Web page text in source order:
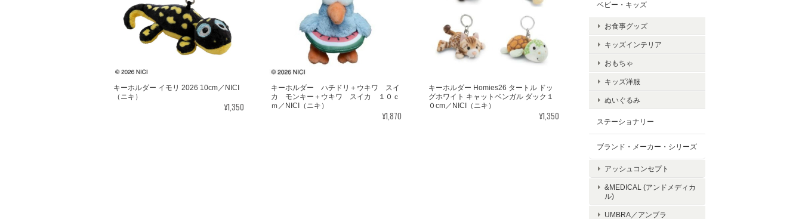
【SALE】SUBU DUCK CAMO
26.0-27.5
2025/01/15
前日の夕方に注文した商品が翌日に届きました！こんなに早く届くと思っていなかったので驚
きです。また機会があればぜひ利用したいです！
キーホルダー イモリ 2026 10cm／NICI
（ニキ）
¥1,350
キーホルダー ハチドリ＋ウキワ スイ
カ モンキー＋ウキワ スイカ １０ｃ
ｍ／NICI（ニキ）
¥1,870
キーホルダー Homies26 タートル ドッ
グホワイト キャットベンガル ダック１
０cm／NICI（ニキ）
¥1,350
ベビー・キッズ
お食事グッズ
キッズインテリア
おもちゃ
キッズ洋服
ぬいぐるみ
ステーショナリー
ブランド・メーカー・シリーズ
アッシュコンセプト
&MEDICAL (アンドメディカ
ル)
UMBRA／アンブラ